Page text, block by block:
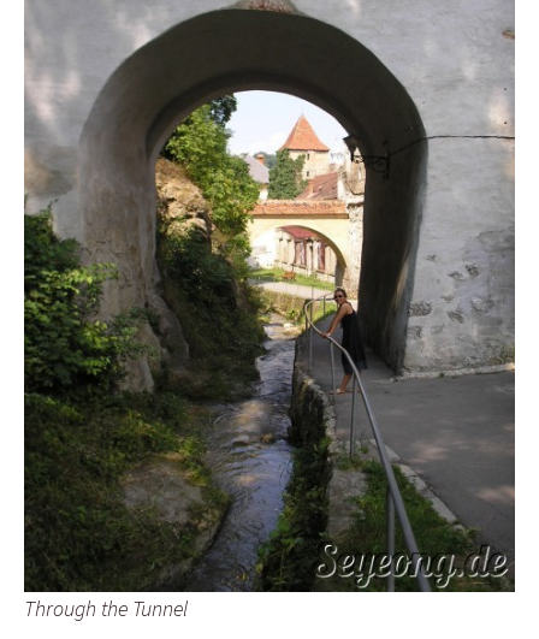
Through the Tunnel